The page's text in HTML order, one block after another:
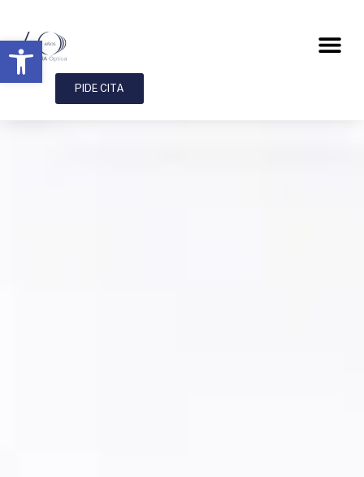
PIDE CITA
Abrir barra de herramientas